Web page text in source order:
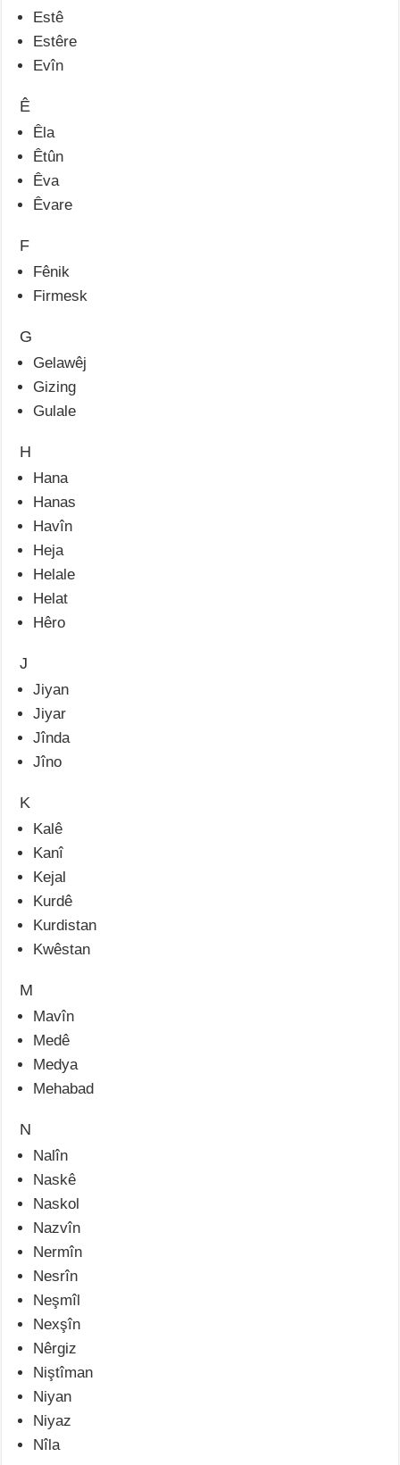
Estê
Estêre
Evîn
Ê
Êla
Êtûn
Êva
Êvare
F
Fênik
Firmesk
G
Gelawêj
Gizing
Gulale
H
Hana
Hanas
Havîn
Heja
Helale
Helat
Hêro
J
Jiyan
Jiyar
Jînda
Jîno
K
Kalê
Kanî
Kejal
Kurdê
Kurdistan
Kwêstan
M
Mavîn
Medê
Medya
Mehabad
N
Nalîn
Naskê
Naskol
Nazvîn
Nermîn
Nesrîn
Neşmîl
Nexşîn
Nêrgiz
Niştîman
Niyan
Niyaz
Nîla